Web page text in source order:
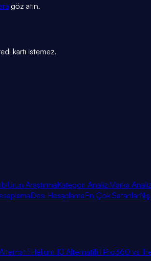
göz atın.
kartı istemez.
Ürün AraştırmaKategori AnaliziMarka
Desi HesaplamaEn Çok Satanlar
Helium 10 AlternatifiTPro360 vs